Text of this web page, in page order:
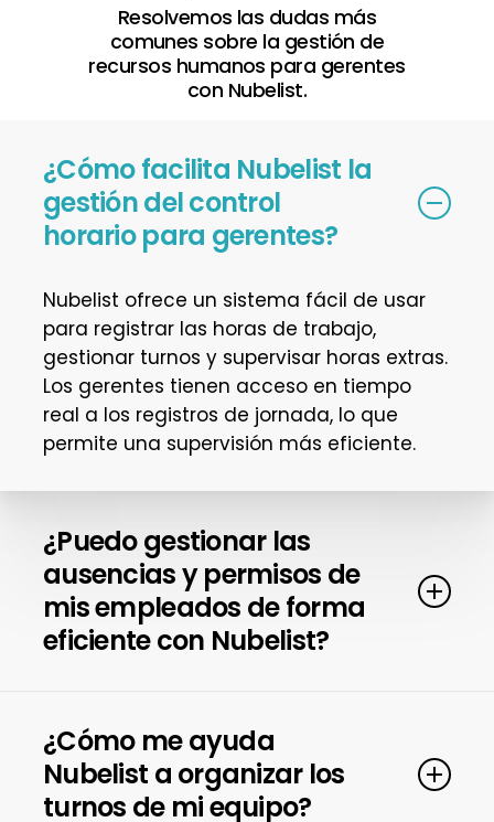
Resolvemos las dudas más
comunes sobre la gestión de
recursos humanos para gerentes
con Nubelist.
¿Cómo facilita Nubelist la
gestión del control
horario para gerentes?
Nubelist ofrece un sistema fácil de usar
para registrar las horas de trabajo,
gestionar turnos y supervisar horas extras.
Los gerentes tienen acceso en tiempo
real a los registros de jornada, lo que
permite una supervisión más eficiente.
¿Puedo gestionar las
ausencias y permisos de
mis empleados de forma
eficiente con Nubelist?
aprobación de permisos, vacaciones y
descansos, lo que simplifica la gestión y
garantiza una cobertura operativa
¿Cómo me ayuda
Nubelist a organizar los
turnos de mi equipo?